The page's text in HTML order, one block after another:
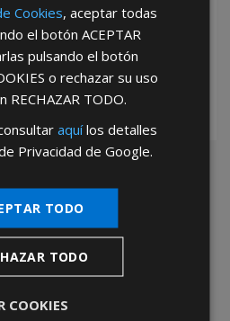
venta a tiendas y empresas minoristas y
Cookies, aceptar todas
el botónACEPTAR
pulsando el botón
o rechazar su uso
RECHAZAR TODO.
aquílos detalles
Privacidad de Google.
TODO
TODO
COOKIES